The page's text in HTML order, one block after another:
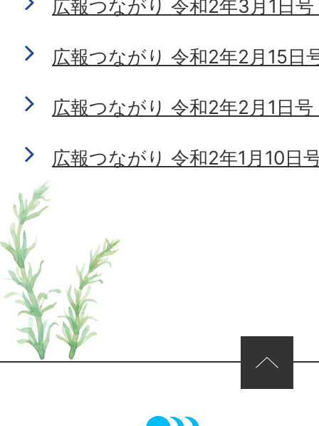
広報つながり 令和2年3月1日
広報つながり 令和2年2月15日
広報つながり 令和2年2月1日
広報つながり 令和2年1月10日
ページの先頭へ